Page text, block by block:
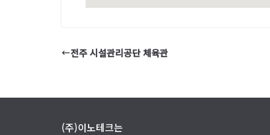
전주 시설관리공단 체육관
(주)이노테크는